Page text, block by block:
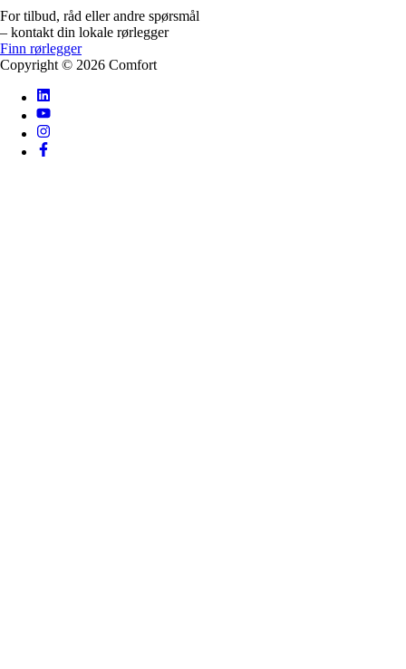
For tilbud, råd eller andre spørsmål
– kontakt din lokale rørlegger
Finn rørlegger
Copyright © 2026 Comfort